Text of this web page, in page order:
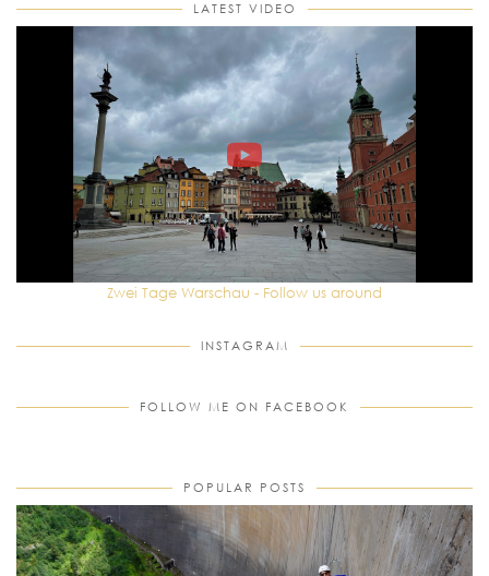
LATEST VIDEO
Zwei Tage Warschau - Follow us around
INSTAGRAM
FOLLOW ME ON FACEBOOK
POPULAR POSTS